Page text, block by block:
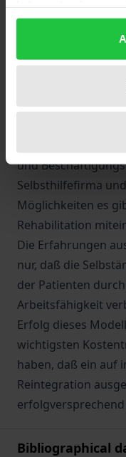
gesammelt haben.
Geschichte der
wiederentdeckt
genauso
sozialen und
und
Selbsthilfefirma
Möglichkeiten es
Rehabilitation
Die Erfahrungen
nur, daß die
der Patienten
Arbeitsfähigkeit
Erfolg dieses
wichtigsten
haben, daß ein auf
Reintegration
Bibliographical